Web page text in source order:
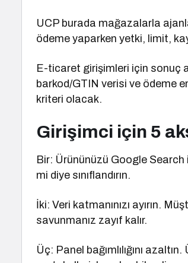
UCP burada mağazalarla
ödeme yaparken yetki, limit,
E-ticaret girişimleri için sonuç
barkod/GTIN verisi ve ödeme
kriteri olacak.
Girişimci için 5
Bir: Ürününüzü Google Search
mi diye sınıflandırın.
İki: Veri katmanınızı ayırın.
savunmanız zayıf kalır.
Üç: Panel bağımlılığını